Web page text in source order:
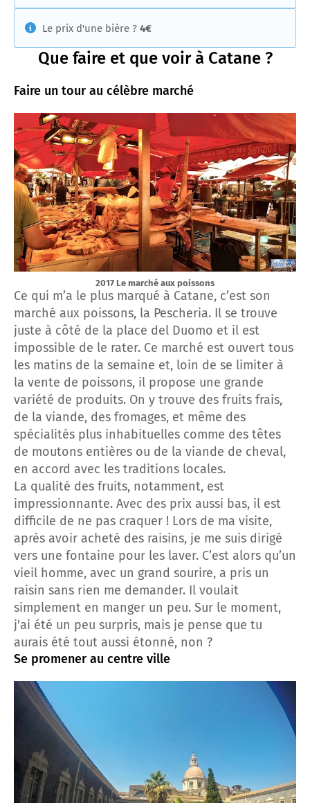
Le prix d'une bière ? 4€
Que faire et que voir à Catane ?
Faire un tour au célèbre marché
2017 Le marché aux poissons
Ce qui m’a le plus marqué à Catane, c’est son
marché aux poissons, la Pescheria. Il se trouve
juste à côté de la place del Duomo et il est
impossible de le rater. Ce marché est ouvert tous
les matins de la semaine et, loin de se limiter à
la vente de poissons, il propose une grande
variété de produits. On y trouve des fruits frais,
de la viande, des fromages, et même des
spécialités plus inhabituelles comme des têtes
de moutons entières ou de la viande de cheval,
en accord avec les traditions locales.
La qualité des fruits, notamment, est
impressionnante. Avec des prix aussi bas, il est
difficile de ne pas craquer ! Lors de ma visite,
après avoir acheté des raisins, je me suis dirigé
vers une fontaine pour les laver. C’est alors qu’un
vieil homme, avec un grand sourire, a pris un
raisin sans rien me demander. Il voulait
simplement en manger un peu. Sur le moment,
j'ai été un peu surpris, mais je pense que tu
aurais été tout aussi étonné, non ?
Se promener au centre ville